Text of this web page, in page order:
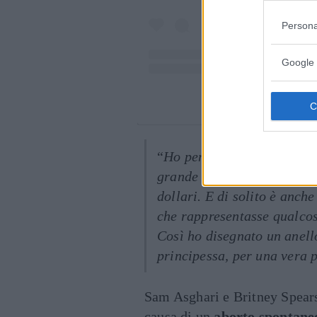
Google
Un post
“Ho pensato che con i
grande e super famoso.
dollari. E di solito è anche
che rappresentasse
Così ho disegnato un
principessa, per una vera
Sam Asghari e Britney